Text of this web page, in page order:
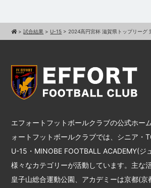
>試合結果 > U-15 > 2024高円宮杯 滋賀県トップリーグ
エフォートフットボールクラブの公式ホー
ォートフットボールクラブでは、シニア・
U-15・MINOBE FOOTBALL ACADEMY(ジ
様々なカテゴリーが活動しています。主な
皇子山総合運動公園、アカデミーは京都(